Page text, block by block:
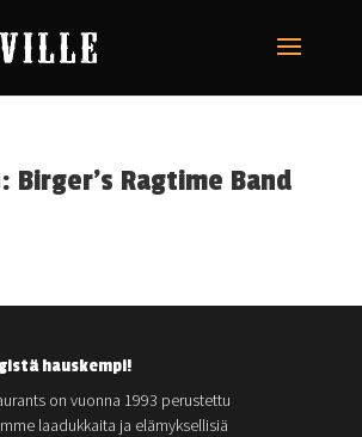
Birger’s Ragtime Band
hauskempi!
on vuonna 1993 perustettu
laadukkaita ja elämyksellisiä